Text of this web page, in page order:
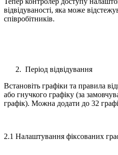
відвідуваності, яка може
співробітників.
Період відвідування
Встановіть графіки та правила
або гнучкого графіку (за
графік). Можна додати до 32
2.1 Налаштування фіксованих